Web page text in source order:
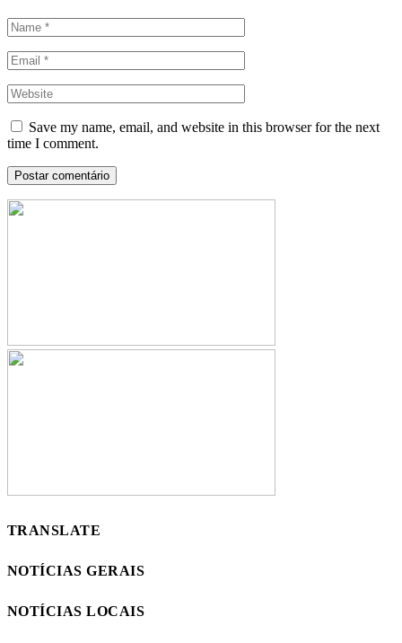
Save my name, email, and website in this browser for the next
time I comment.
TRANSLATE
NOTÍCIAS GERAIS
NOTÍCIAS LOCAIS